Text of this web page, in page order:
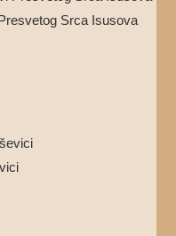
Srca Isusova